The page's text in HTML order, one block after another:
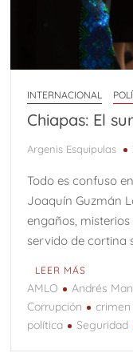
INTERNACIONAL
Chiapas: El
Argenis Esquipulas
Todo es confuso
Joaquín Guzmán
engaños,
servido de cortina
LEER MÁS
AMLO Andrés
Corrupción
política
Seguridad